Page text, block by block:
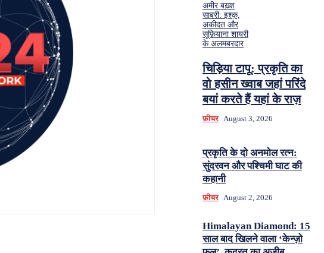
अमीर बख़्श
साबरी: इश्क़,
अकीदत और
सूफ़ियाना शायरी
के अलमबरदार
चिड़िया टापू: प्रकृति का
वो हसीन ख्वाब जहां परिंदे
बयां करते हैं यहां के राज़
फ़ीचर August 3, 2026
प्रकृति के दो अनमोल रत्न:
सुंदरवन और पश्चिमी घाट की
कहानी
फ़ीचर August 2, 2026
Himalayan Diamond: 15
साल बाद खिलने वाला ‘केन्ज़ो